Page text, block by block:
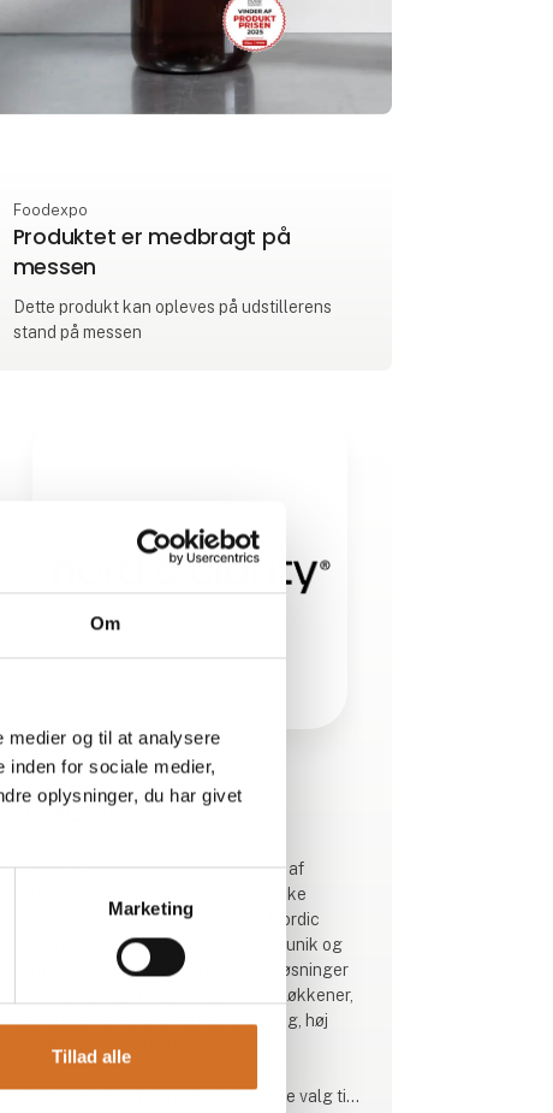
Om
medier og til at analysere
for sociale medier,
oplysninger, du har givet
Marketing
Tillad alle
Foodexpo
Produktet er medbragt på
messen
Dette produkt kan opleves på udstillerens
stand på messen
Produktet er tilføjet af:
Nordic Clarity
Nordic Clarity er navnet på en serie af
naturlige smagsgivere fra den danske
fødevarevirksomhed Nocla. Med Nordic
Clarity tilbyder vi produkter med en unik og
naturlig smagsprofil. Vores smagsløsninger
er skræddersyet til professionelle køkkener,
der ønsker at forene fantastisk smag, høj
kvalitet og bæredygtighed.
Vi kæmper for at gøre det ansvarlige valg til